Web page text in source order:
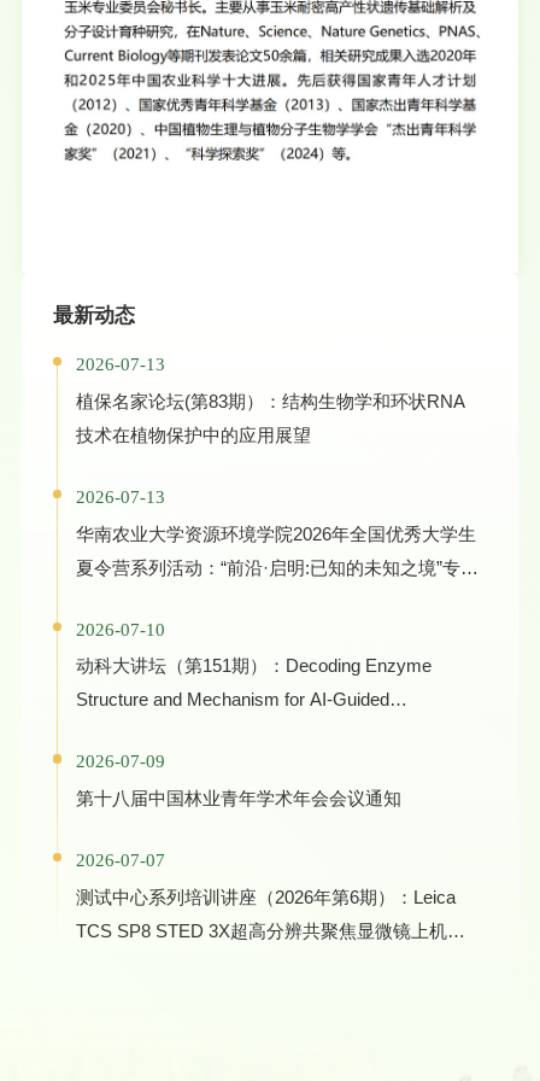
最新动态
2026-07-13
植保名家论坛(第83期）：结构生物学和环状RNA
技术在植物保护中的应用展望
2026-07-13
华南农业大学资源环境学院2026年全国优秀大学生
夏令营系列活动：“前沿·启明:已知的未知之境”专家
2026-07-10
动科大讲坛（第151期）：Decoding Enzyme
Structure and Mechanism for AI-Guided
Manufacturing
2026-07-09
第十八届中国林业青年学术年会会议通知
2026-07-07
测试中心系列培训讲座（2026年第6期）：Leica
TCS SP8 STED 3X超高分辨共聚焦显微镜上机培